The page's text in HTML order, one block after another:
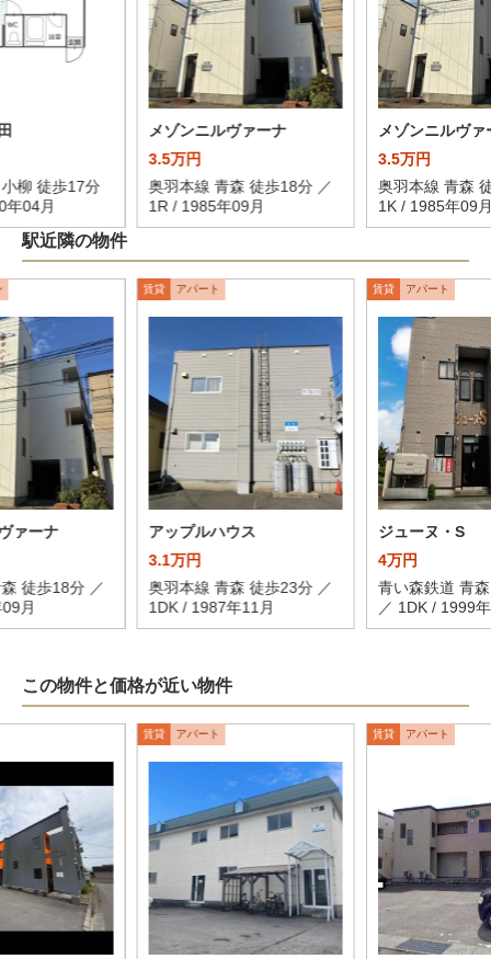
柳 徒歩17分
年04月
メゾンニルヴァーナ
3.5万円
奥羽本線 青森 徒歩18分 ／
1R / 1985年09月
メゾンニルヴァ
3.5万円
奥羽本線 青森
1K / 1985年09
駅近隣の物件
ァーナ
徒歩18分 ／
月
賃貸 アパート
アップルハウス
3.1万円
奥羽本線 青森 徒歩23分 ／
1DK / 1987年11月
賃貸 アパート
ジューヌ・S
4万円
青い森鉄道 青
／ 1DK / 1999
この物件と価格が近い物件
賃貸 アパート 賃貸 アパート